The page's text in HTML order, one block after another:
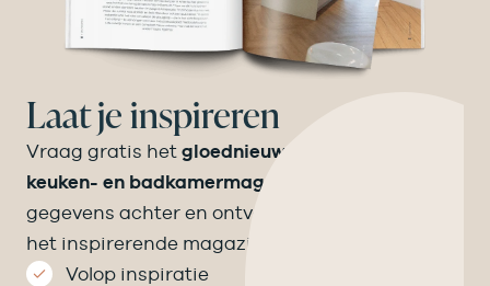
Laat je inspireren
Vraag gratis het gloednieuwe Velthuizen
keuken- en badkamermagazine
gegevens achter en ontvang binnen een week
het inspirerende magazine op de mat.
Volop inspiratie